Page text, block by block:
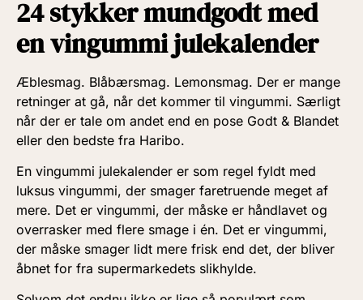
24 stykker mundgodt med
en vingummi julekalender
Æblesmag. Blåbærsmag. Lemonsmag. Der er mange
retninger at gå, når det kommer til vingummi. Særligt
når der er tale om andet end en pose Godt & Blandet
eller den bedste fra Haribo.
En vingummi julekalender er som regel fyldt med
luksus vingummi, der smager faretruende meget af
mere. Det er vingummi, der måske er håndlavet og
overrasker med flere smage i én. Det er vingummi,
der måske smager lidt mere frisk end det, der bliver
åbnet for fra supermarkedets slikhylde.